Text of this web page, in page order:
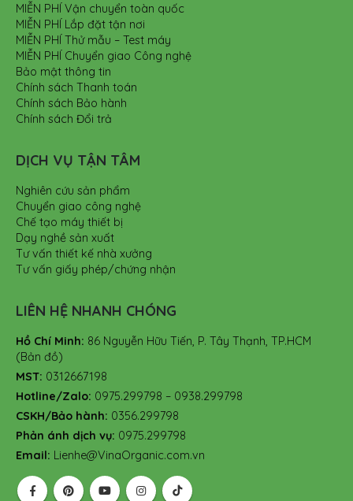
MIỄN PHÍ Vận chuyển toàn quốc
MIỄN PHÍ Lắp đặt tận nơi
MIỄN PHÍ Thử mẫu – Test máy
MIỄN PHÍ Chuyển giao Công nghệ
Bảo mật thông tin
Chính sách Thanh toán
Chính sách Bảo hành
Chính sách Đổi trả
DỊCH VỤ TẬN TÂM
Nghiên cứu sản phẩm
Chuyển giao công nghệ
Chế tạo máy thiết bị
Dạy nghề sản xuất
Tư vấn thiết kế nhà xưởng
Tư vấn giấy phép/chứng nhận
LIÊN HỆ NHANH CHÓNG
Hồ Chí Minh: 86 Nguyễn Hữu Tiến, P. Tây Thạnh, TP.HCM
(Bản đồ)
MST: 0312667198
Hotline/Zalo: 0975.299798 – 0938.299798
CSKH/Bảo hành: 0356.299798
Phản ánh dịch vụ: 0975.299798
Email: Lienhe@VinaOrganic.com.vn